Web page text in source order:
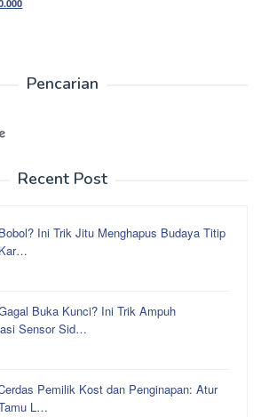
Pencarian
Recent Post
Ini Trik Jitu Menghapus Budaya Titip
Buka Kunci? Ini Trik Ampuh
Sensor Sid…
Pemilik Kost dan Penginapan: Atur
L…